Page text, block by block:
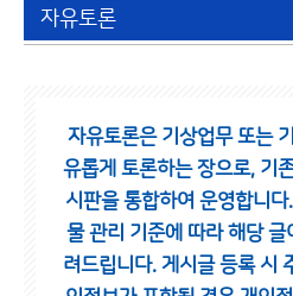
자유토론
자유토론은 기상업무 또는
유롭게 토론하는 장으로, 기
시판을 통합하여 운영합니다.
물 관리 기준에 따라 해당
려드립니다. 게시글 등록 시